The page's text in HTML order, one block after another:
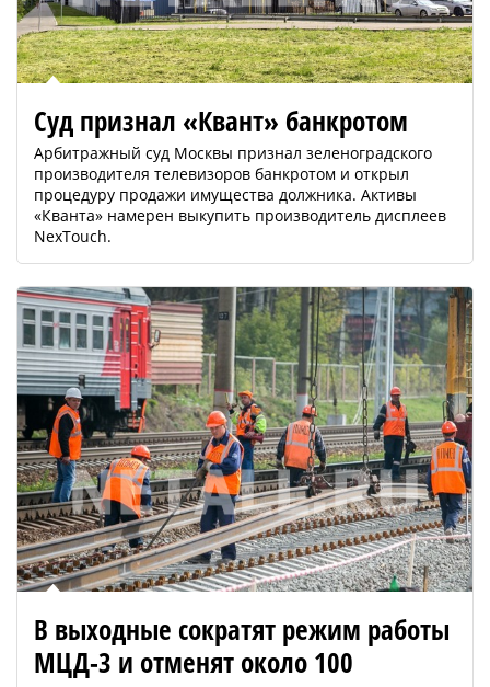
Суд признал «Квант» банкротом
Арбитражный суд Москвы признал зеленоградского
производителя телевизоров банкротом и открыл
процедуру продажи имущества должника. Активы
«Кванта» намерен выкупить производитель дисплеев
NexTouch.
В выходные сократят режим работы
МЦД-3 и отменят около 100